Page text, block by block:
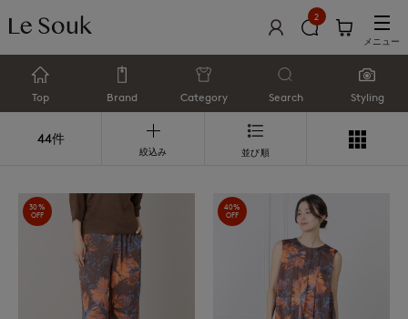
2
メニュー
Top Brand Category Search Styling
44件
絞込み 並び順
30%
OFF
40%
OFF